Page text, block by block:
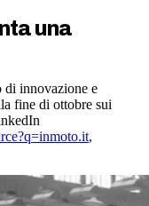
una
di innovazione e
fine di ottobre sui
,